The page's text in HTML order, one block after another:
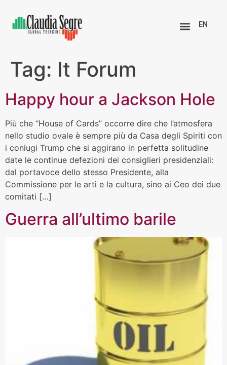
EN
Tag: It Forum
Happy hour a Jackson Hole
Più che “House of Cards” occorre dire che l’atmosfera
nello studio ovale è sempre più da Casa degli Spiriti con
i coniugi Trump che si aggirano in perfetta solitudine
date le continue defezioni dei consiglieri presidenziali:
dal portavoce dello stesso Presidente, alla
Commissione per le arti e la cultura, sino ai Ceo dei due
comitati […]
Guerra all’ultimo barile